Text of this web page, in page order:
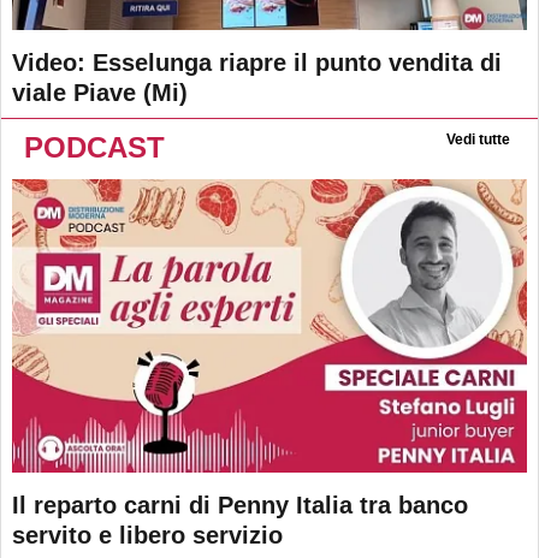
Video: Esselunga riapre il punto vendita di
viale Piave (Mi)
PODCAST Vedi tutte
Il reparto carni di Penny Italia tra banco
servito e libero servizio